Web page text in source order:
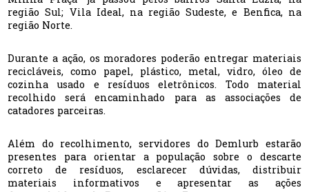
região Sul; Vila Ideal, na região Sudeste, e Benfica, na
região Norte.
Durante a ação, os moradores poderão entregar materiais
recicláveis, como papel, plástico, metal, vidro, óleo de
cozinha usado e resíduos eletrônicos. Todo material
recolhido será encaminhado para as associações de
catadores parceiras.
Além do recolhimento, servidores do Demlurb estarão
presentes para orientar a população sobre o descarte
correto de resíduos, esclarecer dúvidas, distribuir
materiais informativos e apresentar as ações